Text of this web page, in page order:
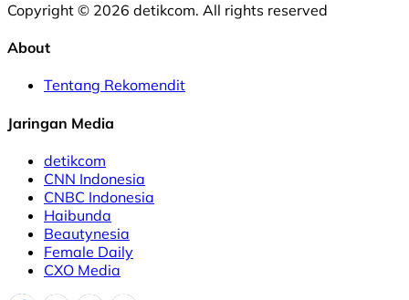
Copyright © 2026 detikcom. All rights reserved
About
Tentang Rekomendit
Jaringan Media
detikcom
CNN Indonesia
CNBC Indonesia
Haibunda
Beautynesia
Female Daily
CXO Media